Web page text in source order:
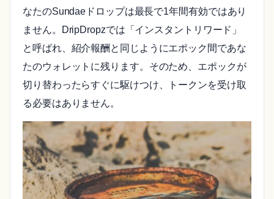
なたのSundaeドロップは最長で1年間有効ではあり
ません。DripDropzでは「インスタントリワード」
と呼ばれ、紹介報酬と同じようにエポック間であな
たのウォレットに残ります。そのため、エポックが
切り替わったらすぐに駆けつけ、トークンを受け取
る必要はありません。